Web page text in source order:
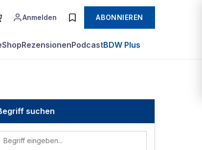
Anmelden ABONNIEREN
ShopRezensionenPodcastBDW Plus
suchen